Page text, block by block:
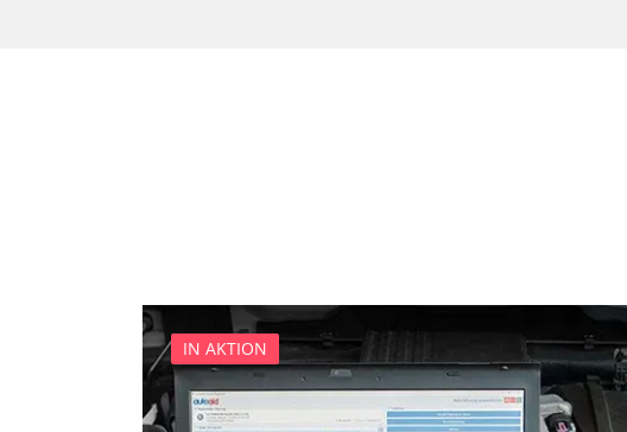
Seitenhinderniserkennung links (SODL)
Sekundäre Luftheizung
Servolenkung
Sitzelektronik Fahrer
IN AKTION